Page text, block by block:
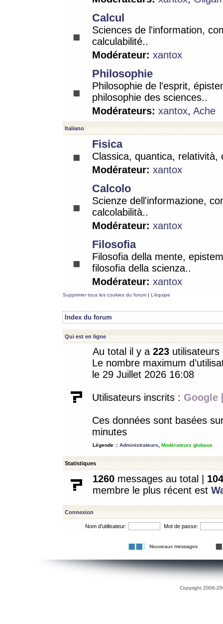
Calcul
Sciences de l'information,
calculabilité..
Modérateur: xantox
Philosophie
Philosophie de l'esprit,
philosophie des sciences..
Modérateurs: xantox, Ache
Italiano
Fisica
Classica, quantica, relatività,
Modérateur: xantox
Calcolo
Scienze dell'informazione,
calcolabilità..
Modérateur: xantox
Filosofia
Filosofia della mente,
filosofia della scienza..
Modérateur: xantox
Supprimer tous les cookies du forum | L’équipe
Index du forum
Qui est en ligne
Au total il y a 223
Le nombre maximum
le 29 Juillet 2026 16:08
Utilisateurs inscrits : Google
Ces données sont basées
minutes
Légende :: Administrateurs Modérateurs globaux
Statistiques
1260 messages au total | 104
membre le plus récent est
Connexion
Nom d’utilisateur: Mot de passe:
Nouveaux messages
Copyright 2006-